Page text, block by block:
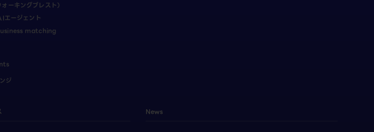
ーキングブレスト）
エージェント
matching
ジ
News